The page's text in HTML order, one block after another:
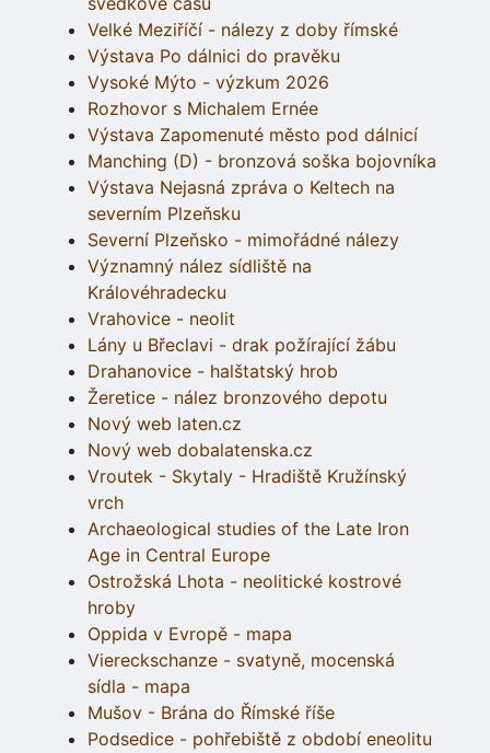
Velké Meziříčí - nálezy z doby římské
Výstava Po dálnici do pravěku
Vysoké Mýto - výzkum 2026
Rozhovor s Michalem Ernée
Výstava Zapomenuté město pod dálnicí
Manching (D) - bronzová soška bojovníka
Výstava Nejasná zpráva o Keltech na
severním Plzeňsku
Severní Plzeňsko - mimořádné nálezy
Významný nález sídliště na
Královéhradecku
Vrahovice - neolit
Lány u Břeclavi - drak požírající žábu
Drahanovice - halštatský hrob
Žeretice - nález bronzového depotu
Nový web laten.cz
Nový web dobalatenska.cz
Vroutek - Skytaly - Hradiště Kružínský
vrch
Archaeological studies of the Late Iron
Age in Central Europe
Ostrožská Lhota - neolitické kostrové
hroby
Oppida v Evropě - mapa
Viereckschanze - svatyně, mocenská
sídla - mapa
Mušov - Brána do Římské říše
Podsedice - pohřebiště z období eneolitu